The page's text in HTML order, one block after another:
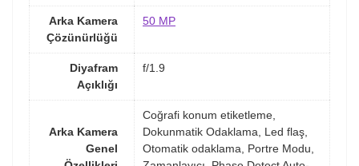
Arka Kamera
Çözünürlüğü
50 MP
Diyafram
Açıklığı
f/1.9
Arka Kamera
Genel
Coğrafi konum etiketleme,
Dokunmatik Odaklama, Led flaş,
Otomatik odaklama, Portre Modu,